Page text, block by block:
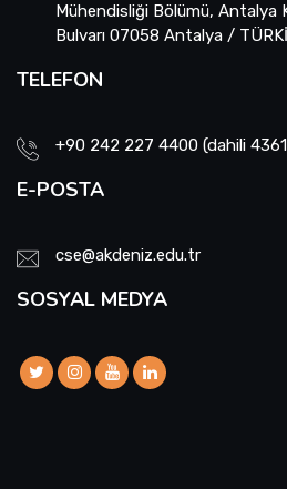
Mühendisliği Bölümü, Antalya
Bulvarı 07058 Antalya /
TELEFON
+90 242 227 4400 (dahili
E-POSTA
cse@akdeniz.edu.tr
SOSYAL MEDYA